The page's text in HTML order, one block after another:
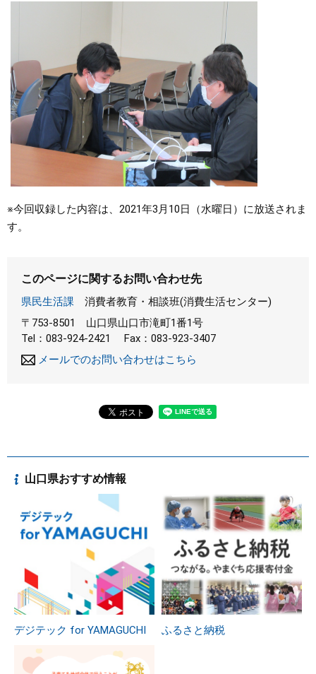
※今回収録した内容は、2021年3月10日（水曜日）に放送されま
す。
このページに関するお問い合わせ先
県民生活課
消費者教育・相談班(消費生活センター)
〒753-8501
山口県山口市滝町1番1号
Tel：083-924-2421
Fax：083-923-3407
メールでのお問い合わせはこちら
山口県おすすめ情報
デジテック for YAMAGUCHI ふるさと納税